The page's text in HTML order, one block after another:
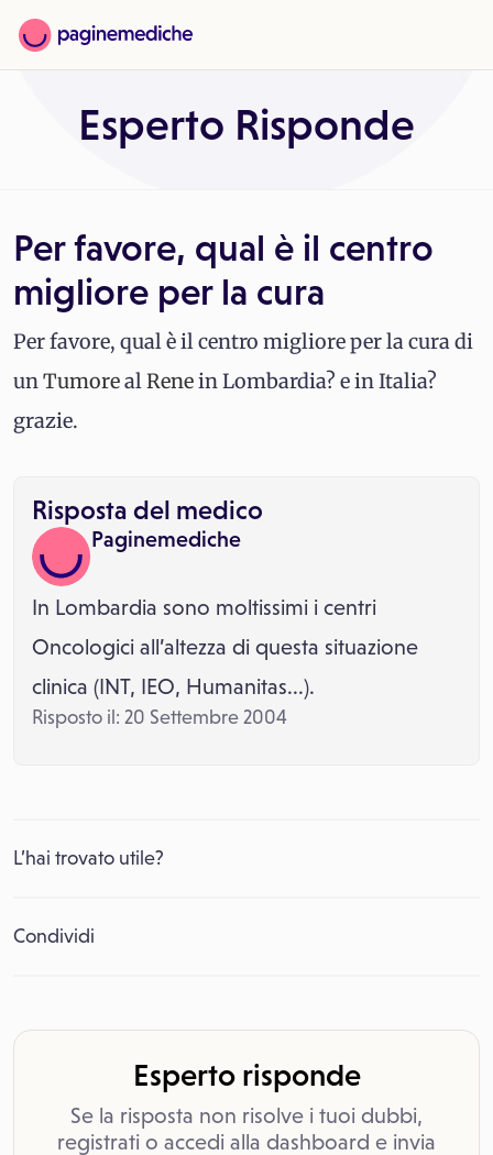
Esperto Risponde
Per favore, qual è il centro
migliore per la cura
Per favore, qual è il centro migliore per la cura di
unTumorealRenein Lombardia? e in Italia?
grazie.
Risposta del medico
Paginemediche
In Lombardia sono moltissimi i centri
Oncologici all’altezza di questa situazione
clinica (INT, IEO, Humanitas...).
Risposto il: 20 Settembre 2004
L’hai trovato utile?
Condividi
Esperto risponde
Se la risposta non risolve i tuoi dubbi,
registrati o accedi alla dashboard e invia